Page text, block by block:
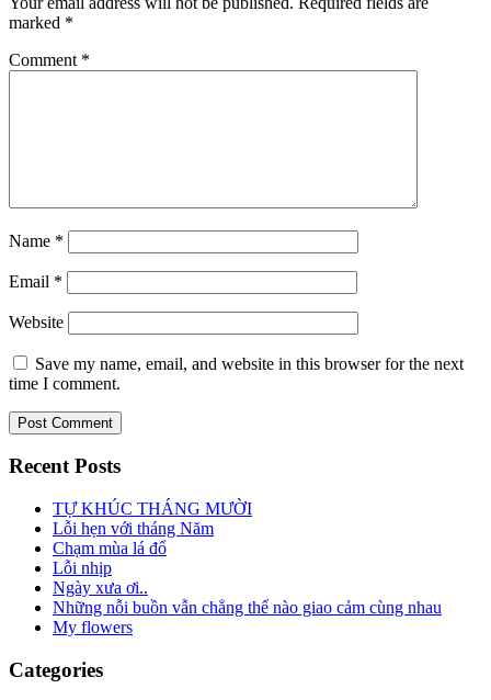
marked *
Comment *
Name *
Email *
Website
Save my name, email, and website in this browser for the next
time I comment.
Recent Posts
TỰ KHÚC THÁNG MƯỜI
Lỗi hẹn với tháng Năm
Chạm mùa lá đổ
Lỗi nhịp
Ngày xưa ơi..
Những nỗi buồn vẫn chẳng thể nào giao cảm cùng nhau
My flowers
Categories